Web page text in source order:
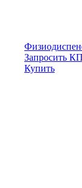
Запросить КП
Купить